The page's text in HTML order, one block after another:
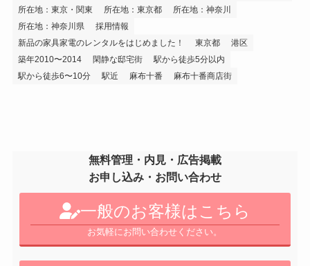
所在地：東京・関東
所在地：東京都
所在地：神奈川
所在地：神奈川県
採用情報
新品の家具家電のレンタルをはじめました！
東京都
港区
築年2010〜2014
閑静な邸宅街
駅から徒歩5分以内
駅から徒歩6〜10分
駅近 麻布十番 麻布十番商店街
無料管理・内見・広告掲載
お申し込み・お問い合わせ
一般のお客様はこちら
お気軽にお問い合わせください。